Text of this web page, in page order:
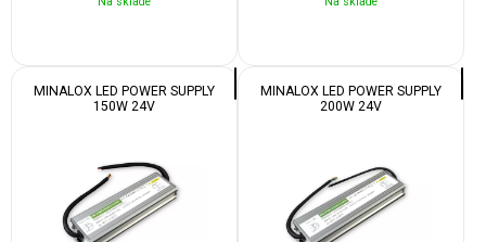
MINALOX LED POWER SUPPLY
150W 24V
MINALOX LED POWER SUPPLY
200W 24V